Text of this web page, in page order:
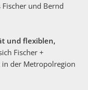
und Bernd
und flexiblen,
Fischer +
in der Metropolregion